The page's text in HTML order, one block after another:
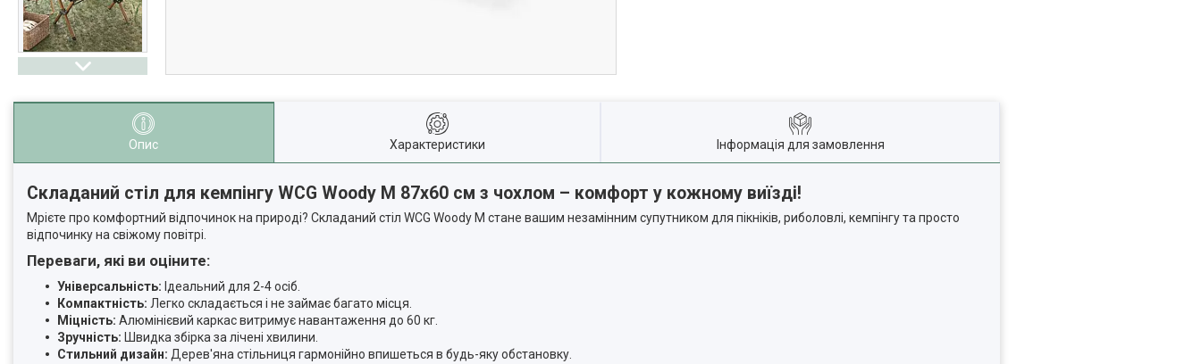
Опис Характеристики Інформація для замовлення
Складаний стіл для кемпінгу WCG Woody M 87х60 см з чохлом – комфорт у кожному виїзді!
Мрієте про комфортний відпочинок на природі? Складаний стіл WCG Woody M стане вашим незамінним супутником для пікніків, риболовлі, кемпінгу та просто
відпочинку на свіжому повітрі.
Переваги, які ви оціните:
Універсальність: Ідеальний для 2-4 осіб.
Компактність: Легко складається і не займає багато місця.
Міцність: Алюмінієвий каркас витримує навантаження до 60 кг.
Зручність: Швидка збірка за лічені хвилини.
Стильний дизайн: Дерев'яна стільниця гармонійно впишеться в будь-яку обстановку.